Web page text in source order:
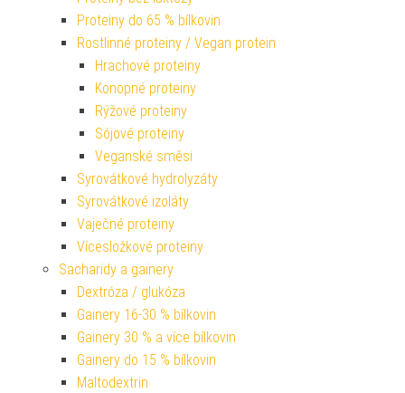
Proteiny do 65 % bílkovin
Rostlinné proteiny / Vegan protein
Hrachové proteiny
Konopné proteiny
Rýžové proteiny
Sójové proteiny
Veganské směsi
Syrovátkové hydrolyzáty
Syrovátkové izoláty
Vaječné proteiny
Vícesložkové proteiny
Sacharidy a gainery
Dextróza / glukóza
Gainery 16-30 % bílkovin
Gainery 30 % a více bílkovin
Gainery do 15 % bílkovin
Maltodextrin